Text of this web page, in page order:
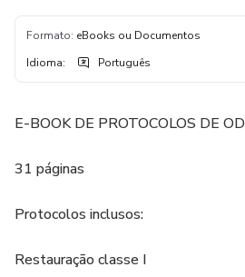
Formato: eBooks ou Documentos
Idioma: Português
E-BOOK DE PROTOCOLOS DE
31 páginas
Protocolos inclusos:
Restauração classe I